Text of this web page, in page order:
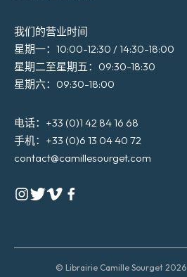
我们的营业时间
星期一：10:00-12:30 / 14:30-18:00
星期二至星期五：09:30-18:30
星期六：09:30-18:00
电话：+33 (0)1 42 84 16 68
手机：+33 (0)6 13 04 40 72
contact@camillesourget.com
© Librairie Camille Sourget 2026